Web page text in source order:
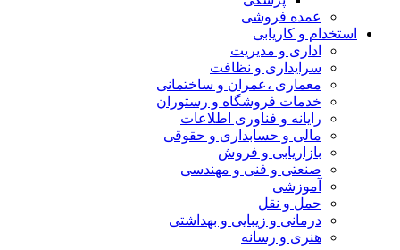
عمده فروشی
استخدام و کاریابی
اداری و مدیریت
سرایداری و نظافت
معماری ،عمران و ساختمانی
خدمات فروشگاه و رستوران
رایانه و فناوری اطلاعات
مالی و حسابداری و حقوقی
بازاریابی و فروش
صنعتی و فنی و مهندسی
آموزشی
حمل و نقل
درمانی و زیبایی و بهداشتی
هنری و رسانه